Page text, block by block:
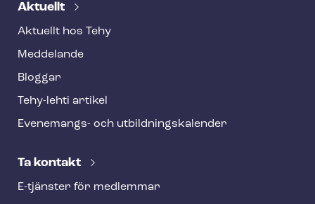
Aktuellt
Aktuellt hos Tehy
Meddelande
Bloggar
Tehy-lehti artikel
Evenemangs- och ut­bild­nings­ka­len­der
Ta kontakt
E-tjänster för medlemmar